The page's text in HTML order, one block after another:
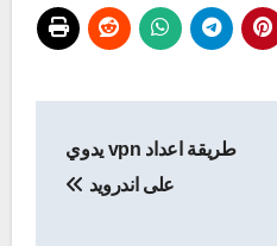
طريقة اعداد vpn يدوي
على اندرويد